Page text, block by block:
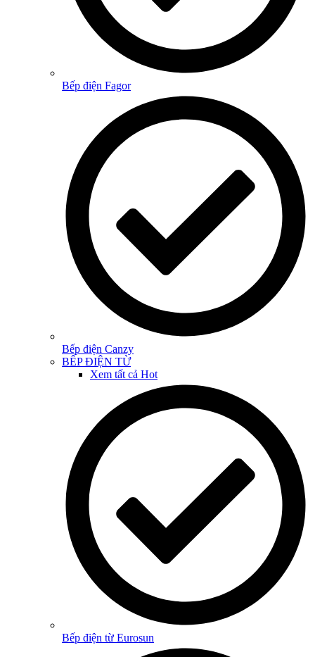
Bếp điện Fagor
Bếp điện Canzy
BẾP ĐIỆN TỪ
Xem tất cả Hot
Bếp điện từ Eurosun